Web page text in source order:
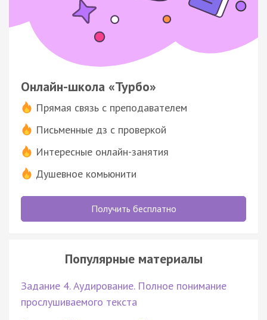
Онлайн-школа «Турбо»
Прямая связь с преподавателем
Письменные дз с проверкой
Интересные онлайн-занятия
Душевное комьюнити
Получить бесплатно
Популярные материалы
Задание 4. Аудирование. Полное понимание
прослушиваемого текста